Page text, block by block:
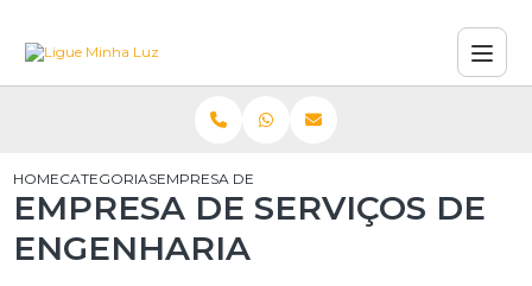
HOMECATEGORIASEMPRESA DE SERVIÇOS DE ENGENHARIA
EMPRESA DE SERVIÇOS DE
ENGENHARIA